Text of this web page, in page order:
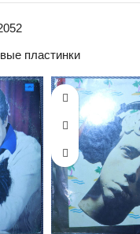
пластинки